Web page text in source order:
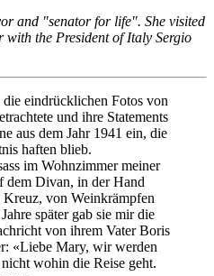
and "senator for life". She visited
the President of Italy Sergio
eindrücklichen Fotos von
und ihre Statements
aus dem Jahr 1941 ein, die
haften blieb.
im Wohnzimmer meiner
dem Divan, in der Hand
von Weinkrämpfen
später gab sie mir die
von ihrem Vater Boris
«Liebe Mary, wir werden
wohin die Reise geht.